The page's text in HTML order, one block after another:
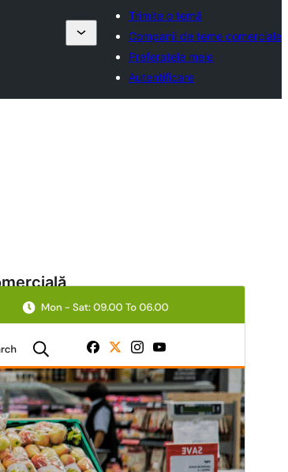
Trimite o temă
Companii de teme comerciale
Preferatele mele
Autentificare
este gratuită, dar oferă actualizări
Descarcă
1.2.0
10 iulie 2026
100+
6.0
5.6